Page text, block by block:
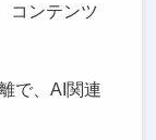
コンテンツ
で、AI関連